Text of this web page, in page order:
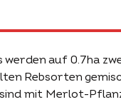
werden auf 0.7ha
Rebsorten
sind mit Merlot-